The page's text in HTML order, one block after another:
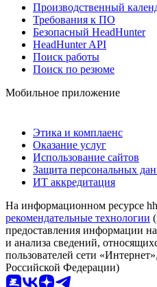
Производственный
Требования к ПО
Безопасный HeadHunter
HeadHunter API
Поиск работы
Поиск по резюме
Мобильное приложение
Этика и комплаенс
Оказание услуг
Использование сайтов
Защита персональных
ИТ аккредитация
На информационном ресурсе
рекомендательные технологии
предоставления информации
и анализа сведений,
пользователей сети
Российской Федерации)